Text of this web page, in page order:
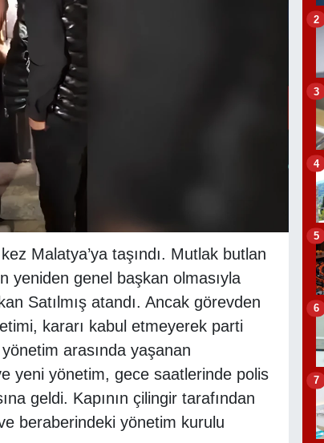
Malatya’ya taşındı. Mutlak butlan
yeniden genel başkan olmasıyla
Satılmış atandı. Ancak görevden
kararı kabul etmeyerek parti
arasında yaşanan
yeni yönetim, gece saatlerinde polis
geldi. Kapının çilingir tarafından
beraberindeki yönetim kurulu
2
3
4
5
6
7